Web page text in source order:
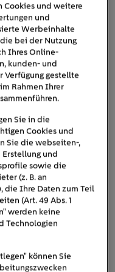
überzeugen
auch
unauffällig ins
Alle Infos dazu
Solar-
Cookies und weitere
und
Werbeinhalte
bei der Nutzung
Ihres Online-
kunden- und
Verfügung gestellte
Rahmen Ihrer
Sie in die
Cookies und
Sie die webseiten-,
und
sowie die
(z. B. an
die Ihre Daten zum Teil
(Art. 49 Abs. 1
werden keine
Technologien
können Sie